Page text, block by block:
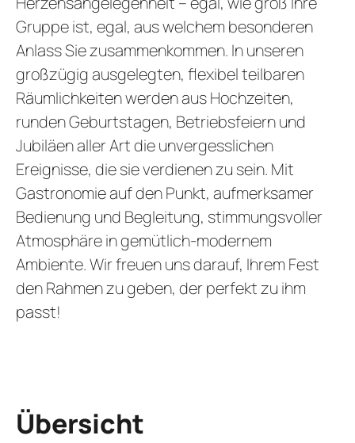
Gruppe ist, egal, aus welchem besonderen
Anlass Sie zusammenkommen. In unseren
großzügig ausgelegten, flexibel teilbaren
Räumlichkeiten werden aus Hochzeiten,
runden Geburtstagen, Betriebsfeiern und
Jubiläen aller Art die unvergesslichen
Ereignisse, die sie verdienen zu sein. Mit
Gastronomie auf den Punkt, aufmerksamer
Bedienung und Begleitung, stimmungsvoller
Atmosphäre in gemütlich-modernem
Ambiente. Wir freuen uns darauf, Ihrem Fest
den Rahmen zu geben, der perfekt zu ihm
passt!
Übersicht